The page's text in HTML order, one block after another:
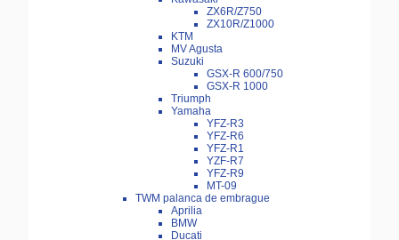
ZX6R/Z750
ZX10R/Z1000
KTM
MV Agusta
Suzuki
GSX-R 600/750
GSX-R 1000
Triumph
Yamaha
YFZ-R3
YFZ-R6
YFZ-R1
YZF-R7
YFZ-R9
MT-09
TWM palanca de embrague
Aprilia
BMW
Ducati